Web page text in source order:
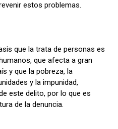
estos problemas.
que la trata de personas es
que afecta a gran
y que la pobreza, la
y la impunidad,
este delito, por lo que es
de la denuncia.